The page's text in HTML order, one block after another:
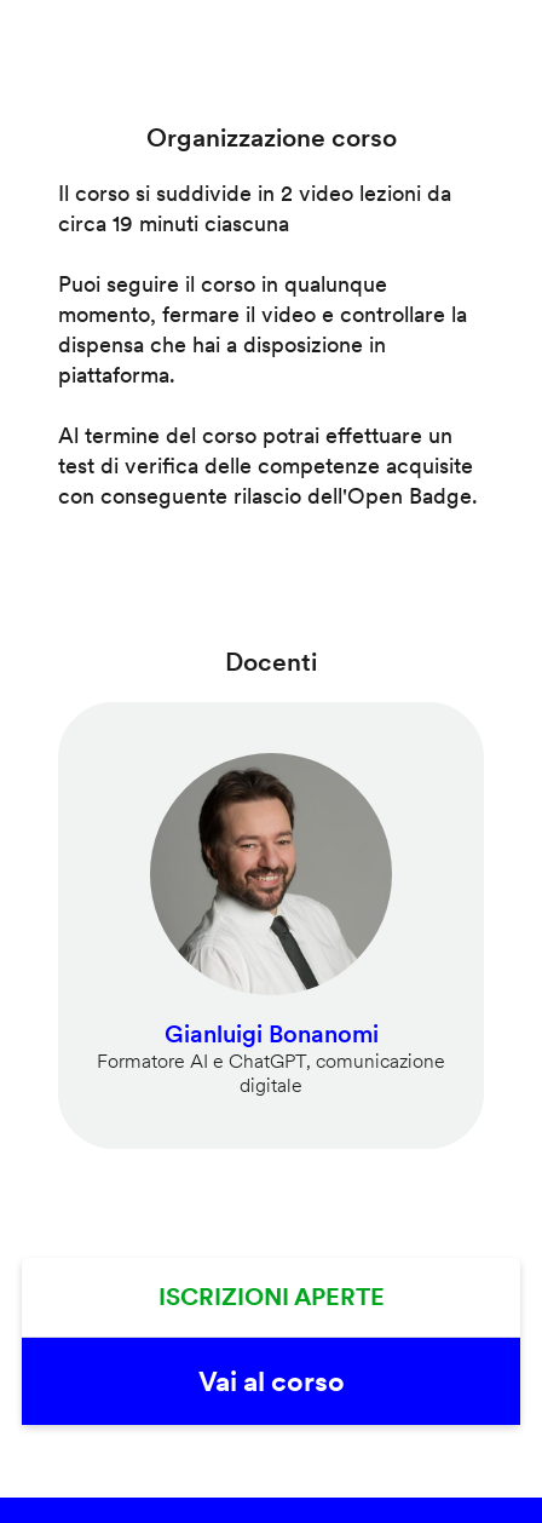
Organizzazione corso
Il corso si suddivide in 2 video lezioni da
circa 19 minuti ciascuna
Puoi seguire il corso in qualunque
momento, fermare il video e controllare la
dispensa che hai a disposizione in
piattaforma.
Al termine del corso potrai effettuare un
test di verifica delle competenze acquisite
con conseguente rilascio dell'Open Badge.
Docenti
Gianluigi Bonanomi
Formatore AI e ChatGPT, comunicazione
digitale
ISCRIZIONI APERTE
Vai al corso